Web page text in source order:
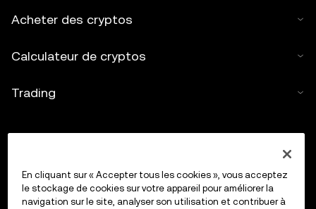
Acheter des cryptos
Calculateur de cryptos
Trading
En cliquant sur « Accepter tous les cookies », vous acceptez
le stockage de cookies sur votre appareil pour améliorer la
navigation sur le site, analyser son utilisation et contribuer à